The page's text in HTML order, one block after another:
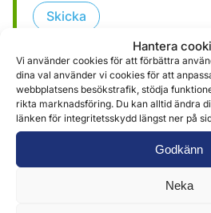
Hantera
Vi använder cookies för att förbättra
dina val använder vi cookies för att
webbplatsens besökstrafik, stödja
rikta marknadsföring. Du kan alltid ändra
länken för integritetsskydd längst ner på
Godkänn
Neka
Skicka
Liknande produkter